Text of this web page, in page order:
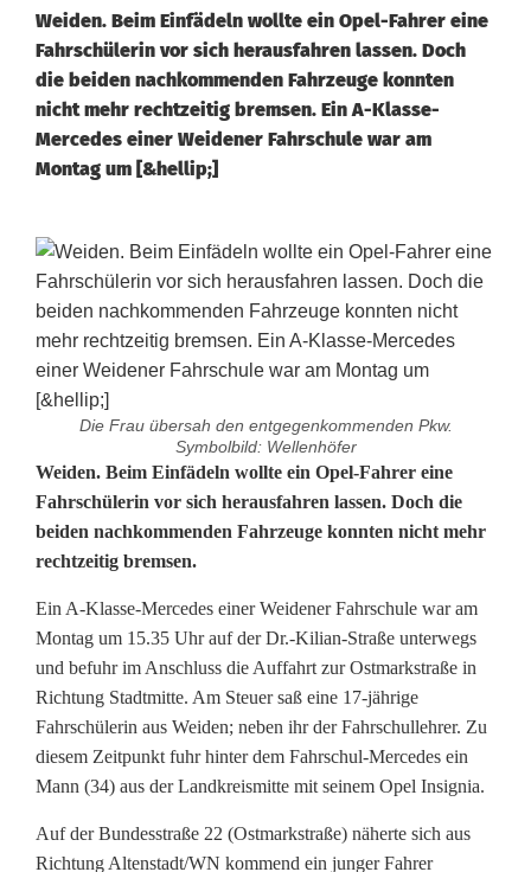
Weiden. Beim Einfädeln wollte ein Opel-Fahrer eine
Fahrschülerin vor sich herausfahren lassen. Doch
die beiden nachkommenden Fahrzeuge konnten
nicht mehr rechtzeitig bremsen. Ein A-Klasse-
Mercedes einer Weidener Fahrschule war am
Montag um [&hellip;]
Die Frau übersah den entgegenkommenden Pkw.
Symbolbild: Wellenhöfer
N
o
c
h
e
i
n
A
u
Weiden. Beim Einfädeln wollte ein Opel-Fahrer eine
Fahrschülerin vor sich herausfahren lassen. Doch die
beiden nachkommenden Fahrzeuge konnten nicht mehr
rechtzeitig bremsen.
Ein A-Klasse-Mercedes einer Weidener Fahrschule war am
Montag um 15.35 Uhr auf der Dr.-Kilian-Straße unterwegs
und befuhr im Anschluss die Auffahrt zur Ostmarkstraße in
Richtung Stadtmitte. Am Steuer saß eine 17-jährige
Fahrschülerin aus Weiden; neben ihr der Fahrschullehrer. Zu
diesem Zeitpunkt fuhr hinter dem Fahrschul-Mercedes ein
Mann (34) aus der Landkreismitte mit seinem Opel Insignia.
Auf der Bundesstraße 22 (Ostmarkstraße) näherte sich aus
Richtung Altenstadt/WN kommend ein junger Fahrer